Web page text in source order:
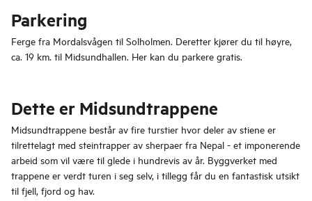
Parkering
Ferge fra Mordalsvågen til Solholmen. Deretter kjører du til høyre,
ca. 19 km. til Midsundhallen. Her kan du parkere gratis.
Dette er Midsundtrappene
Midsundtrappene består av fire turstier hvor deler av stiene er
tilrettelagt med steintrapper av sherpaer fra Nepal - et imponerende
arbeid som vil være til glede i hundrevis av år. Byggverket med
trappene er verdt turen i seg selv, i tillegg får du en fantastisk utsikt
til fjell, fjord og hav.